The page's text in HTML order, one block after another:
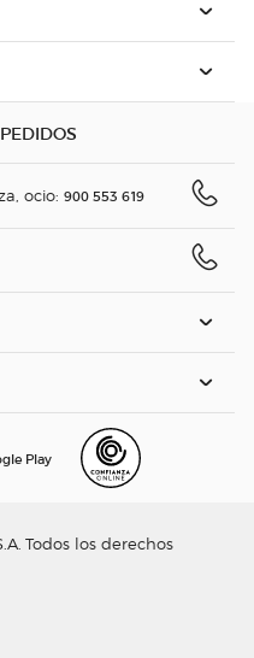
ocio: 900 553 619
Play
Todos los derechos